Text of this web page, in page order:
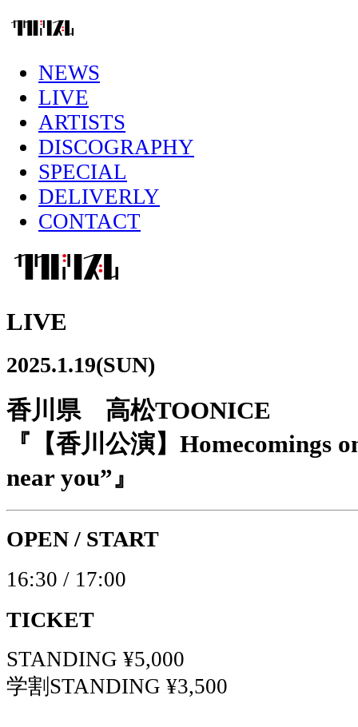
NEWS
LIVE
ARTISTS
DISCOGRAPHY
SPECIAL
DELIVERLY
CONTACT
LIVE
2025.1.19(SUN)
香川県 高松TOONICE
『【香川公演】Homecomings
near you”』
OPEN / START
16:30 / 17:00
TICKET
STANDING ¥5,000
学割STANDING ¥3,500